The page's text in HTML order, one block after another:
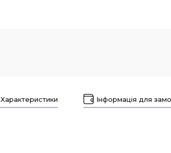
Характеристики Інформація для